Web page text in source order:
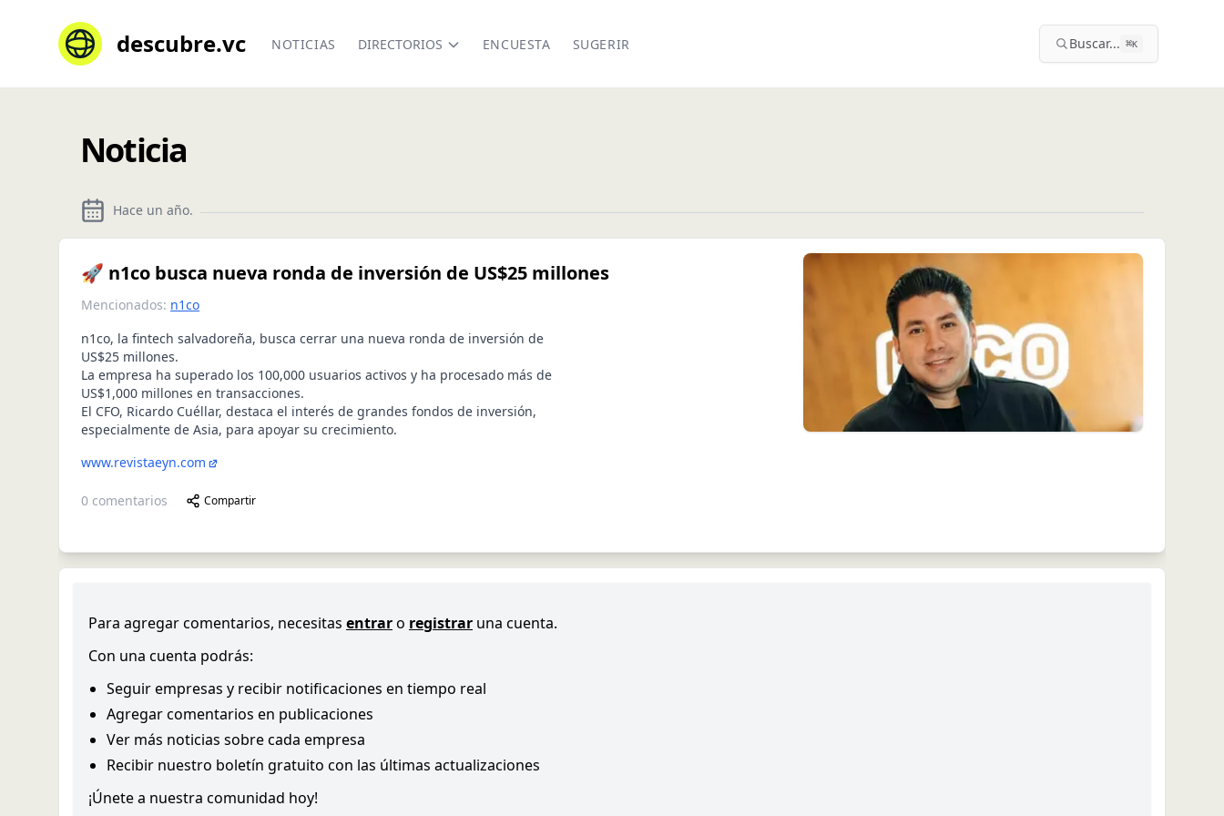
descubre.vc NOTICIAS DIRECTORIOS ENCUESTA SUGERIR Buscar... ⌘K
Noticia
Hace un año.
🚀 n1co busca nueva ronda de inversión de US$25 millones
Mencionados: n1co
n1co, la fintech salvadoreña, busca cerrar una nueva ronda de inversión de
US$25 millones.
La empresa ha superado los 100,000 usuarios activos y ha procesado más de
US$1,000 millones en transacciones.
El CFO, Ricardo Cuéllar, destaca el interés de grandes fondos de inversión,
especialmente de Asia, para apoyar su crecimiento.
www.revistaeyn.com
0 comentarios Compartir
Para agregar comentarios, necesitas entraro registrar una cuenta.
Con una cuenta podrás:
Seguir empresas y recibir notificaciones en tiempo real
Agregar comentarios en publicaciones
Ver más noticias sobre cada empresa
Recibir nuestro boletín gratuito con las últimas actualizaciones
¡Únete a nuestra comunidad hoy!